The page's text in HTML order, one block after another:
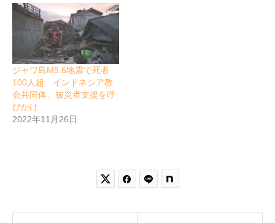
ジャワ島M5.6地震で死者
100人超 インドネシア教
会共同体、被災者支援を呼
びかけ
2022年11月26日
 